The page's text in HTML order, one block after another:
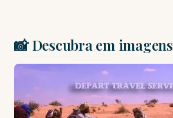
📸 Descubra em imagens